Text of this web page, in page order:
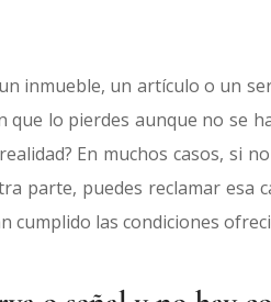
inmueble, un artículo o un
que lo pierdes aunque no se
En muchos casos, si
parte, puedes reclamar esa
cumplido las condiciones